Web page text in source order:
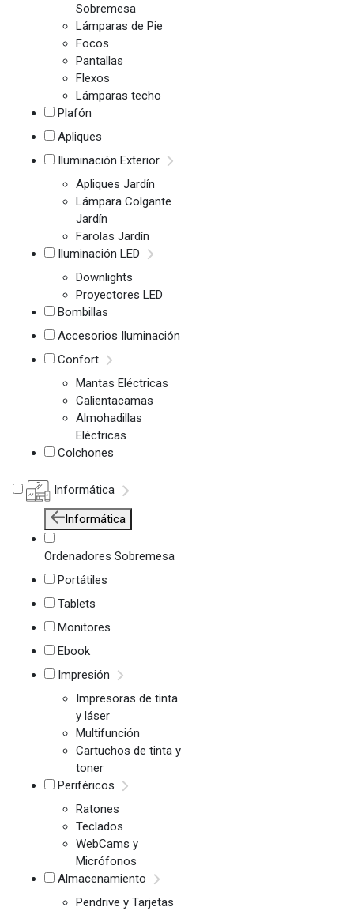
Sobremesa
Lámparas de Pie
Focos
Pantallas
Flexos
Lámparas techo
Plafón
Apliques
Iluminación Exterior
Apliques Jardín
Lámpara Colgante
Jardín
Farolas Jardín
Iluminación LED
Downlights
Proyectores LED
Bombillas
Accesorios Iluminación
Confort
Mantas Eléctricas
Calientacamas
Almohadillas
Eléctricas
Colchones
Informática
Informática
Ordenadores Sobremesa
Portátiles
Tablets
Monitores
Ebook
Impresión
Impresoras de tinta
y láser
Multifunción
Cartuchos de tinta y
toner
Periféricos
Ratones
Teclados
WebCams y
Micrófonos
Almacenamiento
Pendrive y Tarjetas